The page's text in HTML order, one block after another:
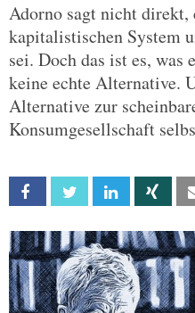
Adorno sagt nicht
kapitalistischen System
sei. Doch das ist es,
keine echte Alternative.
Alternative zur
Konsumgesellschaft
Facebook Twitter Linkedin Xing